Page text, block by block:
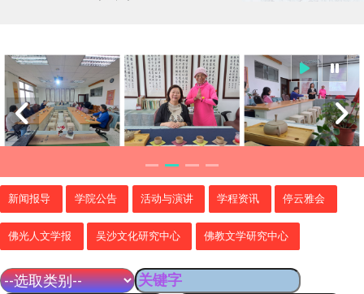
新闻报导 学院公告 活动与演讲 学程资讯 停云雅会
佛光人文学报 吴沙文化研究中心 佛教文学研究中心